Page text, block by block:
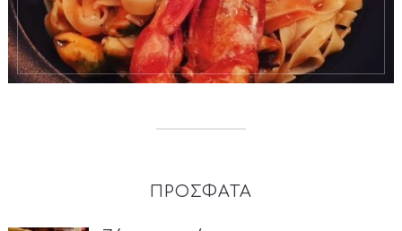
ΠΡΟΣΦΑΤΑ